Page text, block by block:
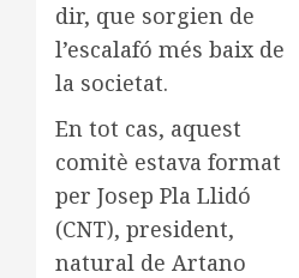
dir, que sorgien de
l’escalafó més baix de
la societat.
En tot cas, aquest
comitè estava format
per Josep Pla Llidó
(CNT), president,
natural de Artano